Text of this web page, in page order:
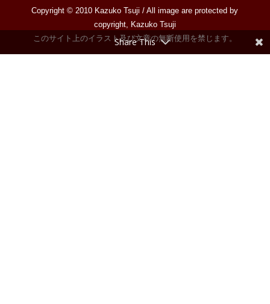
Copyright © 2010 Kazuko Tsuji / All image are protected by
copyright, Kazuko Tsuji
このサイト上のイラスト及び文章の無断使用を禁じます。
Share This